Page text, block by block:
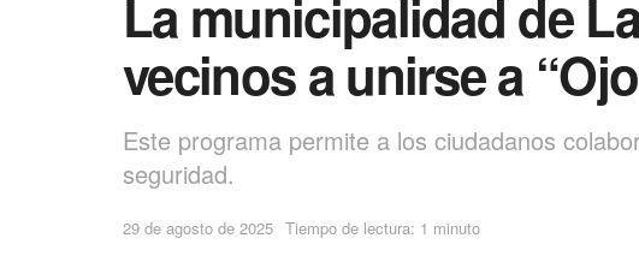
La municipalidad de
vecinos a unirse a
Este programa permite a los ciudadanos
seguridad.
29 de agosto de 2025 Tiempo de lectura: 1 minuto